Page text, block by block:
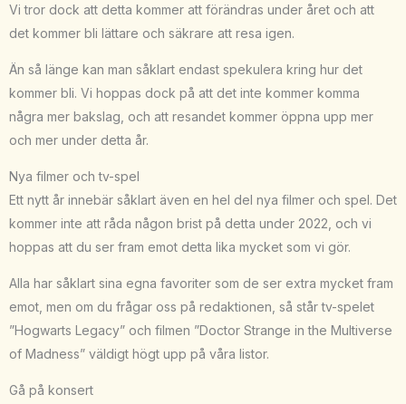
Vi tror dock att detta kommer att förändras under året och att
det kommer bli lättare och säkrare att resa igen.
Än så länge kan man såklart endast spekulera kring hur det
kommer bli. Vi hoppas dock på att det inte kommer komma
några mer bakslag, och att resandet kommer öppna upp mer
och mer under detta år.
Nya filmer och tv-spel
Ett nytt år innebär såklart även en hel del nya filmer och spel. Det
kommer inte att råda någon brist på detta under 2022, och vi
hoppas att du ser fram emot detta lika mycket som vi gör.
Alla har såklart sina egna favoriter som de ser extra mycket fram
emot, men om du frågar oss på redaktionen, så står tv-spelet
”Hogwarts Legacy” och filmen ”Doctor Strange in the Multiverse
of Madness” väldigt högt upp på våra listor.
Gå på konsert